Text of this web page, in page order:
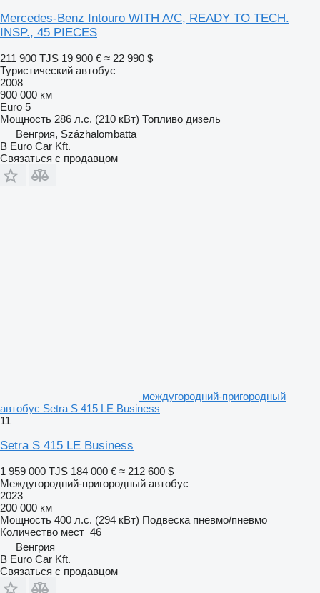
Mercedes-Benz Intouro WITH A/C, READY TO TECH.
INSP., 45 PIECES
211 900 TJS 19 900 € ≈ 22 990 $
Туристический автобус
2008
900 000 км
Euro 5
Мощность 286 л.с. (210 кВт) Топливо дизель
Венгрия, Százhalombatta
B Euro Car Kft.
Связаться с продавцом
междугородний-пригородный
автобус Setra S 415 LE Business
11
Setra S 415 LE Business
1 959 000 TJS 184 000 € ≈ 212 600 $
Междугородний-пригородный автобус
2023
200 000 км
Мощность 400 л.с. (294 кВт) Подвеска пневмо/пневмо
Количество мест 46
Венгрия
B Euro Car Kft.
Связаться с продавцом